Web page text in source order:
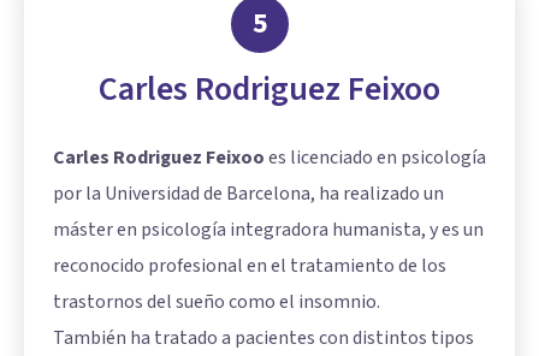
5
Carles Rodriguez Feixoo
Carles Rodriguez Feixooes licenciado en psicología
por la Universidad de Barcelona, ha realizado un
máster en psicología integradora humanista, y es un
reconocido profesional en el tratamiento de los
trastornos del sueño como el insomnio.
También ha tratado a pacientes con distintos tipos